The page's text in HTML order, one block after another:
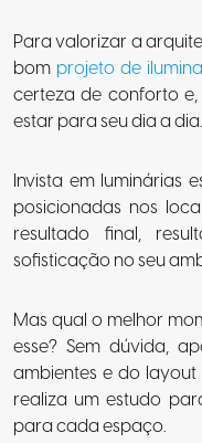
Para valorizar a
bom projeto de
certeza de conforto
estar para seu dia a dia.
Invista em luminárias
posicionadas nos
resultado final,
sofisticação no seu
Mas qual o melhor
esse? Sem dúvida,
ambientes e do layout
realiza um estudo
para cada espaço.